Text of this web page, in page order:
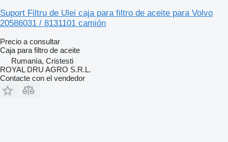
Suport Filtru de Ulei caja para filtro de aceite para Volvo
20586031 / 8131101 camión
Precio a consultar
Caja para filtro de aceite
Rumanía, Cristesti
ROYAL DRU AGRO S.R.L.
Contacte con el vendedor